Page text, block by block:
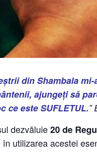
din Shambala
ajungeți să
ce este SUFLETUL.”
dezvăluie20 de
în utilizarea acestei